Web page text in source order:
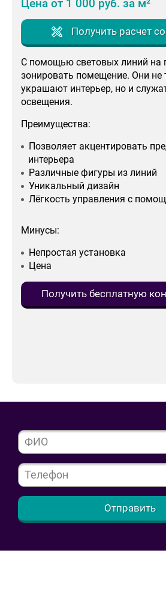
Цена от 1 000 руб. за м²
Получить расчет
С помощью световых линий на
зонировать помещение. Они не
украшают интерьер, но и
освещения.
Преимущества:
Позволяет акцентировать
интерьера
Различные фигуры из линий
Уникальный дизайн
Лёгкость управления с
Минусы:
Непростая установка
Цена
Получить бесплатную
Отправить